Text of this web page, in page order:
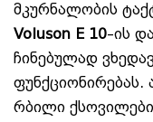
მკურნალობის
Voluson E 10–ის
ჩინებულად
ფუნქციონირებას.
რბილი